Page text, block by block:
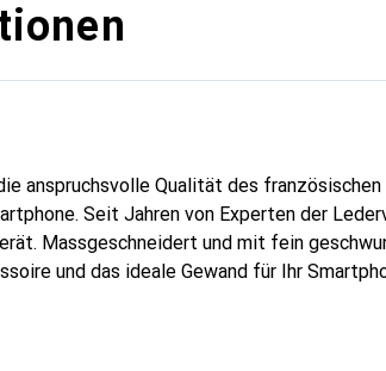
anspruchsvolle Qualität des französischen
Seit Jahren von Experten der
Massgeschneidert und mit fein
und das ideale Gewand für Ihr